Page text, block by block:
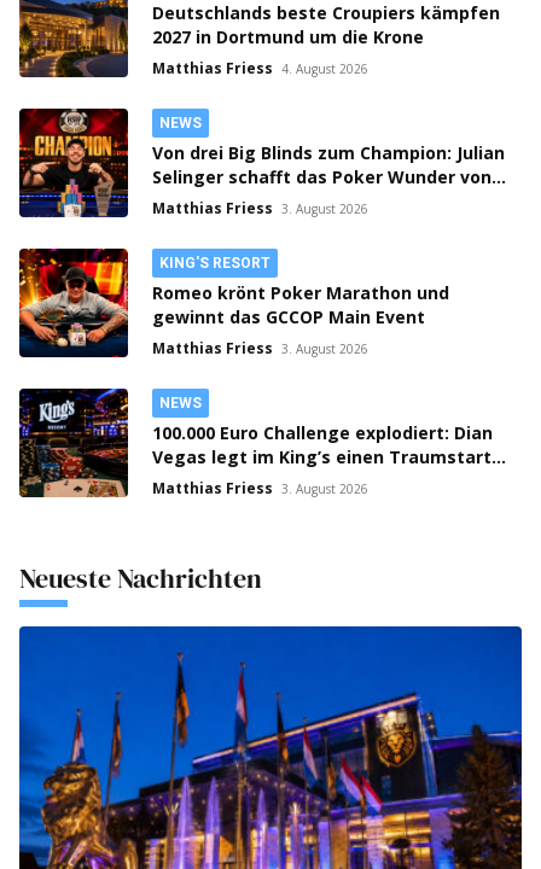
Deutschlands beste Croupiers kämpfen
2027 in Dortmund um die Krone
Matthias Friess 4. August 2026
NEWS
Von drei Big Blinds zum Champion: Julian
Selinger schafft das Poker Wunder von
Tallinn
Matthias Friess 3. August 2026
KING'S RESORT
Romeo krönt Poker Marathon und
gewinnt das GCCOP Main Event
Matthias Friess 3. August 2026
NEWS
100.000 Euro Challenge explodiert: Dian
Vegas legt im King’s einen Traumstart
hin
Matthias Friess 3. August 2026
Neueste Nachrichten